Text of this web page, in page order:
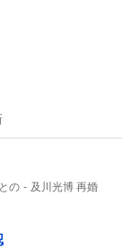
の
及川光博 再婚